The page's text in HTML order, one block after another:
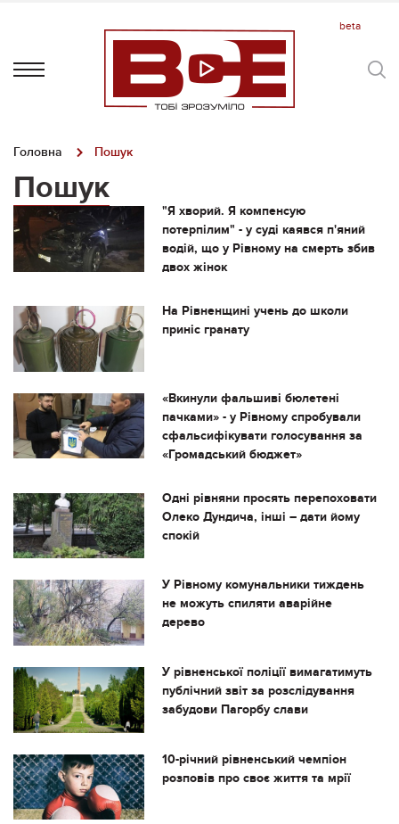
Головна Пошук
Пошук
"Я хворий. Я компенсую
потерпілим" - у суді каявся п'яний
водій, що у Рівному на смерть збив
двох жінок
На Рівненщині учень до школи
приніс гранату
«Вкинули фальшиві бюлетені
пачками» - у Рівному спробували
сфальсифікувати голосування за
«Громадський бюджет»
Одні рівняни просять перепоховати
Олеко Дундича, інші – дати йому
спокій
У Рівному комунальники тиждень
не можуть спиляти аварійне
дерево
У рівненської поліції вимагатимуть
публічний звіт за розслідування
забудови Пагорбу слави
10-річний рівненський чемпіон
розповів про своє життя та мрії